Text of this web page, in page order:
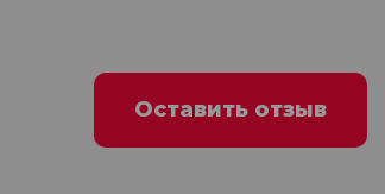
Оставить отзыв